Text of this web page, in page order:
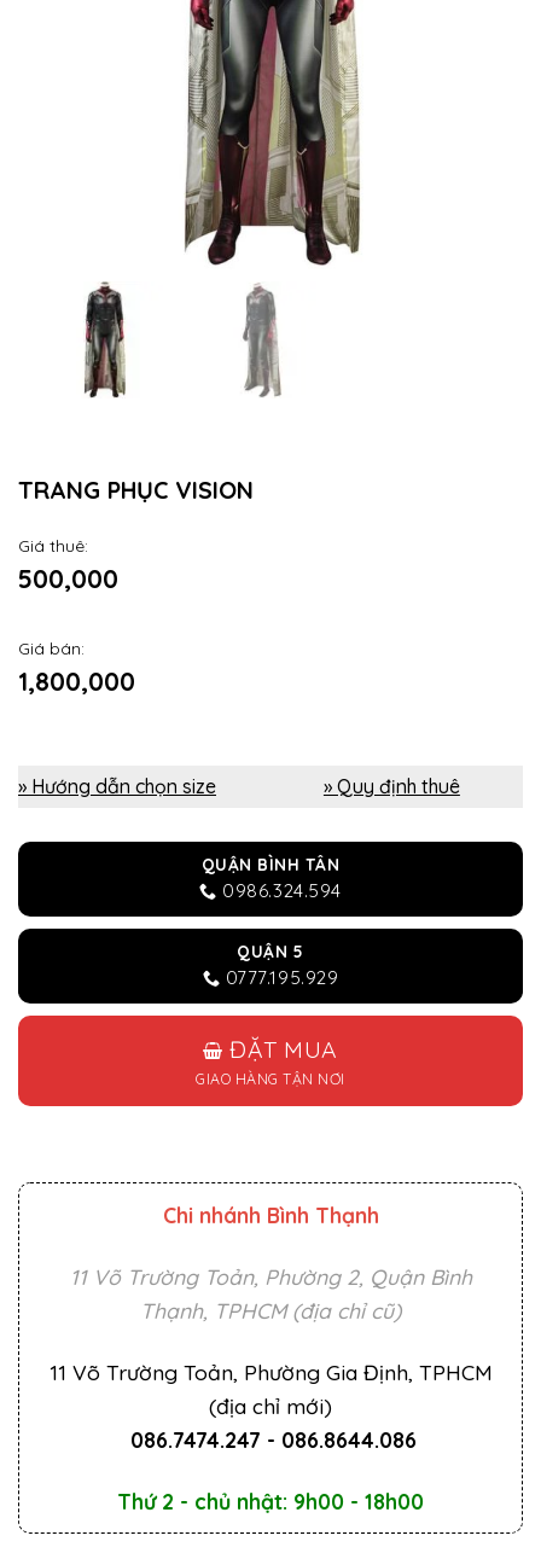
TRANG PHỤC VISION
Giá thuê:
500,000
Giá bán:
1,800,000
» Hướng dẫn chọn size » Quy định thuê
QUẬN BÌNH TÂN
0986.324.594
QUẬN 5
0777.195.929
ĐẶT MUA
GIAO HÀNG TẬN NƠI
Chi nhánh Bình Thạnh
11 Võ Trường Toản, Phường 2, Quận Bình
Thạnh, TPHCM (địa chỉ cũ)
11 Võ Trường Toản, Phường Gia Định, TPHCM
(địa chỉ mới)
086.7474.247 - 086.8644.086
Thứ 2 - chủ nhật: 9h00 - 18h00